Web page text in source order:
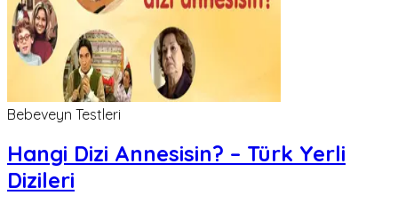
Bebeveyn Testleri
Hangi Dizi Annesisin? – Türk Yerli
Dizileri